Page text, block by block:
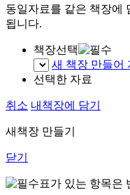
동일자료를 같은 책장에
됩니다.
책장선택
새 책장 만들어
선택한 자료
취소 내책장에 담기
새책장 만들기
닫기
표가 있는 항목은